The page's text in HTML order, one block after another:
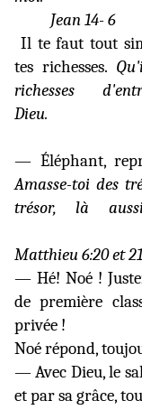
Jean 14- 6
Il te faut tout
tes richesses.
richesses
— Éléphant,
Amasse-toi des
trésor, là
Matthieu 6:20 et 21
— Hé! Noé !
de première
privée !
Noé répond,
— Avec Dieu, le
et par sa grâce,